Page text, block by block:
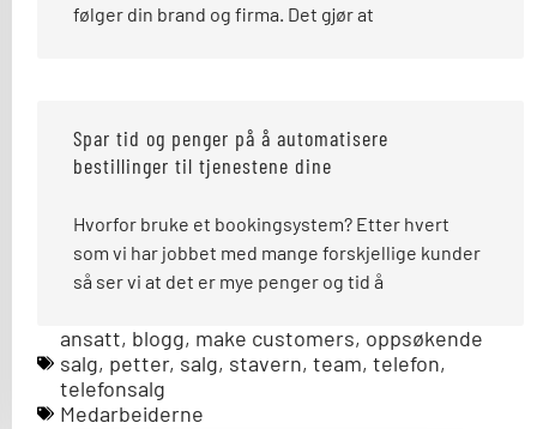
følger din brand og firma. Det gjør at
Spar tid og penger på å automatisere
bestillinger til tjenestene dine
Hvorfor bruke et bookingsystem? Etter hvert
som vi har jobbet med mange forskjellige kunder
så ser vi at det er mye penger og tid å
ansatt, blogg, make customers, oppsøkende
salg, petter, salg, stavern, team, telefon,
telefonsalg
Medarbeiderne